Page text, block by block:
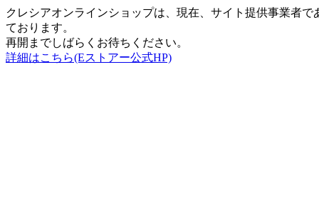
クレシアオンラインショップは、現在、サイト提供事業者
ております。
再開までしばらくお待ちください。
詳細はこちら(Eストアー公式HP)